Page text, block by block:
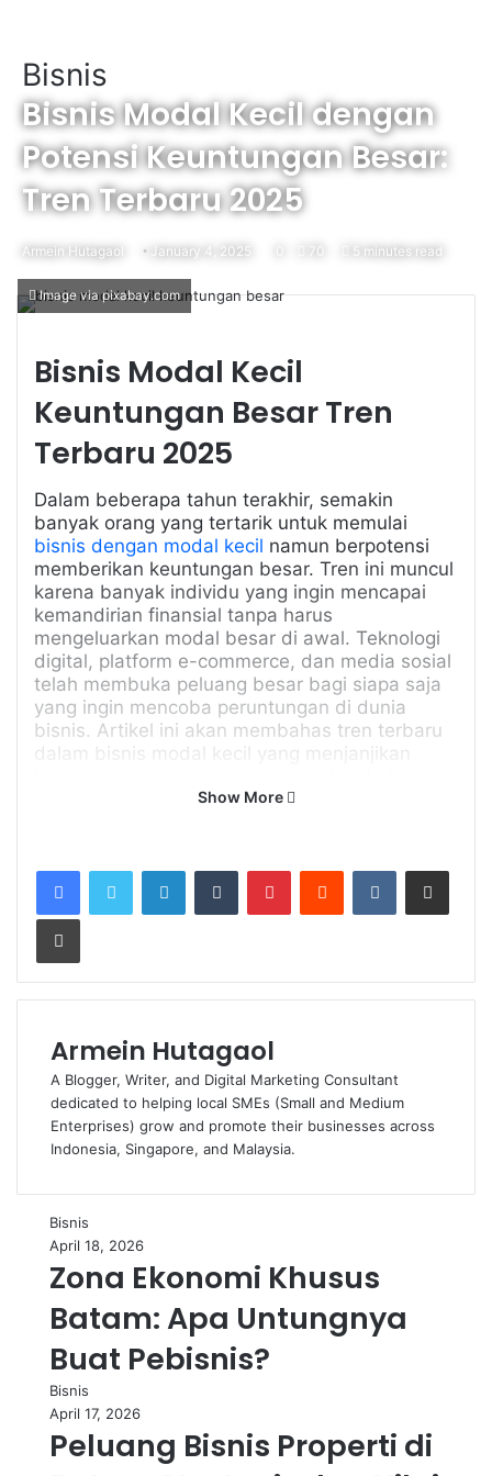
Bisnis
Bisnis Modal Kecil dengan
Potensi Keuntungan Besar:
Tren Terbaru 2025
Armein Hutagaol January 4, 2025 70 5 minutes read
Image via pixabay.com
Bisnis Modal Kecil
Keuntungan Besar Tren
Terbaru 2025
Dalam beberapa tahun terakhir, semakin
banyak orang yang tertarik untuk memulai
bisnis dengan modal kecil namun berpotensi
memberikan keuntungan besar. Tren ini muncul
karena banyak individu yang ingin mencapai
kemandirian finansial tanpa harus
mengeluarkan modal besar di awal. Teknologi
digital, platform e-commerce, dan media sosial
telah membuka peluang besar bagi siapa saja
yang ingin mencoba peruntungan di dunia
bisnis. Artikel ini akan membahas tren terbaru
dalam bisnis modal kecil yang menjanjikan
dapat diambil untuk memulai usaha tersebut.
Memulai Bisnis
Sewa Properti di Batam
Platform Digital dan
Tips Ampuh
April 19, 2026
Bisnis Modal Kecil Keuntungan Besar Tren Terbaru 2025
1. Bisnis Dropshipping: Minim Modal, Maksimalkan
Keuntungan
Tips Sukses Dropshipping:
2. Jualan Produk Digital: Modal Rendah, Keuntungan Maksimal
Keuntungan Menjual Produk Digital:
Tips Sukses Menjual Produk Digital:
Mengapa Bisnis Freelance Menguntungkan:
Tips Sukses dalam Bisnis Freelance:
4. Affiliate Marketing: Menghasilkan Uang dari Promosi
Show More
Armein Hutagaol
A Blogger, Writer, and Digital Marketing Consultant
dedicated to helping local SMEs (Small and Medium
Enterprises) grow and promote their businesses across
Indonesia, Singapore, and Malaysia.
Bisnis
April 18, 2026
Zona Ekonomi Khusus
Batam: Apa Untungnya
Buat Pebisnis?
Bisnis
April 17, 2026
Peluang Bisnis Properti di